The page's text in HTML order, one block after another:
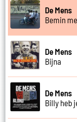
De Mens
Bemin
De Mens
Bijna
De Mens
Billy heb